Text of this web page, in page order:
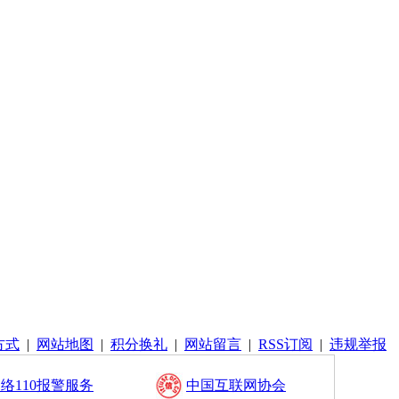
式 | 网站地图 | 积分换礼 | 网站留言 | RSS订阅 | 违规举报
110报警服务 中国互联网协会